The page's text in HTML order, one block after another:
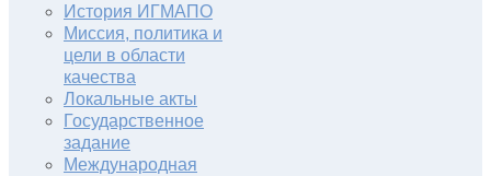
История ИГМАПО
Миссия, политика и
цели в области
качества
Локальные акты
Государственное
задание
Международная